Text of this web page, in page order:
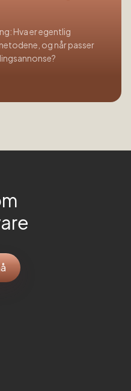
Hva er egentlig
og når passer